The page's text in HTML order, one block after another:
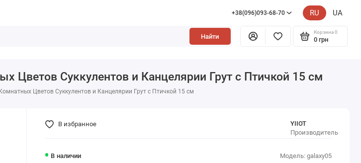
+38(096)093-68-70 RU UA
Найти
Корзина 0
0 грн
Цветов Суккулентов и Канцелярии Грут с Птичкой 15 см
Цветов Суккулентов и Канцелярии Грут с Птичкой 15 см
В избранное
В наличии Модель: galaxy05
YIIOT
Производитель